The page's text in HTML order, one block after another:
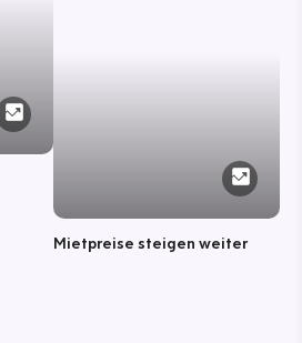
Mietpreise steigen weiter